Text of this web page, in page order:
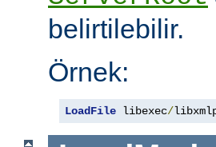
belirtilebilir.
Örnek:
LoadFile libexec/